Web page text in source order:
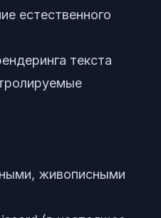
естественного
текста
живописными